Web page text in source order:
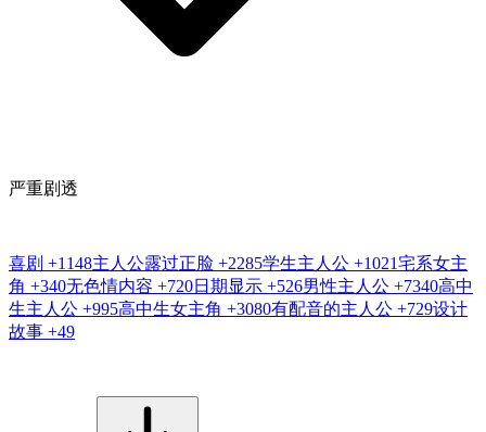
严重剧透
喜剧 +1148主人公露过正脸 +2285学生主人公 +1021宅系女主
角 +340无色情内容 +720日期显示 +526男性主人公 +7340高中
生主人公 +995高中生女主角 +3080有配音的主人公 +729设计
故事 +49